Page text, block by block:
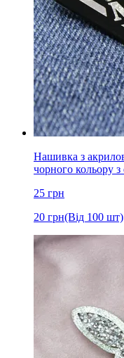
Нашивка з
чорного кольору
25 грн
20 грн(Від 100 шт)